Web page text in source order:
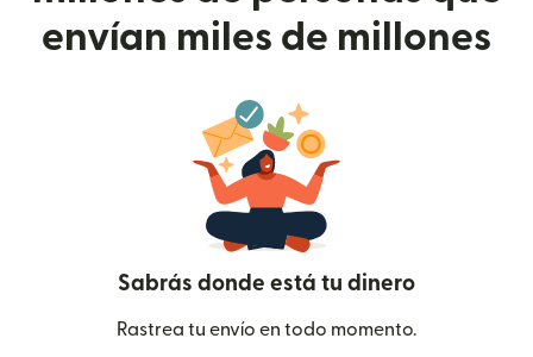
envían miles de millones
Sabrás donde está tu dinero
Rastrea tu envío en todo momento.